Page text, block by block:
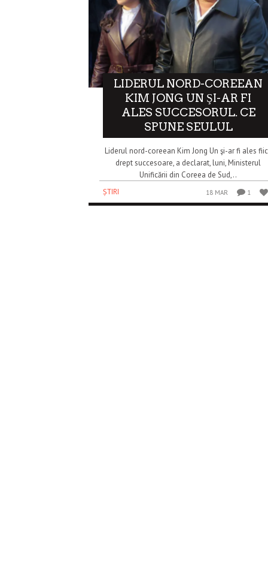
LIDERUL NORD-COREEAN
KIM JONG UN ŞI-AR FI
ALES SUCCESORUL. CE
SPUNE SEULUL
Liderul nord-coreean Kim Jong Un şi-ar fi ales
drept succesoare, a declarat, luni, Ministerul
Unificării din Coreea de Sud,..
ȘTIRI
18 MAR 1